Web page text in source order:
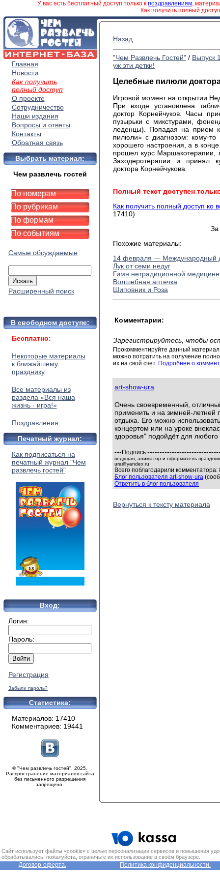
У вас есть бесплатный доступ только к поздравлениям,
Как получить полный
Главная
Новости
Как получить
полный доступ
О проекте
Сотрудничество
Наши издания
Вопросы и ответы
Контакты
Обратная связь
Выбрать материал:
Чем развлечь гостей
По номерам
По рубрикам
По формам
По событиям
Самые обсуждаемые
Расширенный поиск
В свободном доступе:
Бесплатно:
Некоторые материалы
к ближайшему
празднику
Все материалы из
раздела «Вся наша
жизнь - игра!»
Поздравления
Печатный журнал:
Как подписаться на
печатный журнал "Чем
развлечь гостей"
Вход:
Логин:
Пароль:
Регистрация
Забыли пароль?
Статистика:
Материалов: 17410
Комментариев: 19441
© "Чем развлечь гостей", 2025.
Распространение материалов сайта
без письменного разрешения
запрещено.
Назад
"Чем Развлечь Гостей" / Выпуск
уж эти детки!
Целебные пилюли
Игровой момент на открытии
При входе установлена
доктор Корнейчуков. Часы
пузырьки с микстурами,
леденцы). Попадая на прием к
пилюли» с диагнозом: кому-то
хорошего настроения, а в конце
прошел курс Маршакотерапии,
Заходеротерапии и принял
доктора Корнейчукова.
Полный текст доступен
Как получить полный доступ ко
17410)
За
Похожие материалы:
14 февраля — Международный
Лук от семи недуг
Гимн нетрадиционной медицине
Волшебная аптечка
Шиповник и Роза
Комментарии:
Зарегистрируйтесь, чтобы
Прокомментируйте данный
можно потратить на получение
их на свой счет. Подробнее о
art-show-ura
Очень своевременный,
применить и на зимней-летней
отдыха. Его можно
концертом или на уроке
здоровья" подойдёт для любого
--- Подпись:
ведущая, аниматор и оформитель
ura@yandex.ru
Всего поблагодарили
Блог пользователя art-show-ura
Ответить в блог пользователя
Вернуться к тексту материала
Сайт использует файлы «cookie» с целью персонализации сервисов и повышения
обрабатывались, пожалуйста, ограничьте их использование в своём браузере.
Договор-оферта. Политика конфиденциальности.